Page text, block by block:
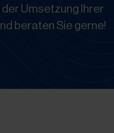
Umsetzung Ihrer
beraten Sie gerne!